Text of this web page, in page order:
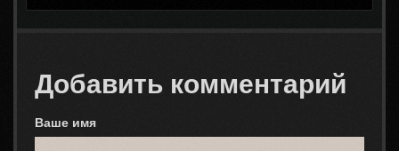
Добавить комментарий
Ваше имя